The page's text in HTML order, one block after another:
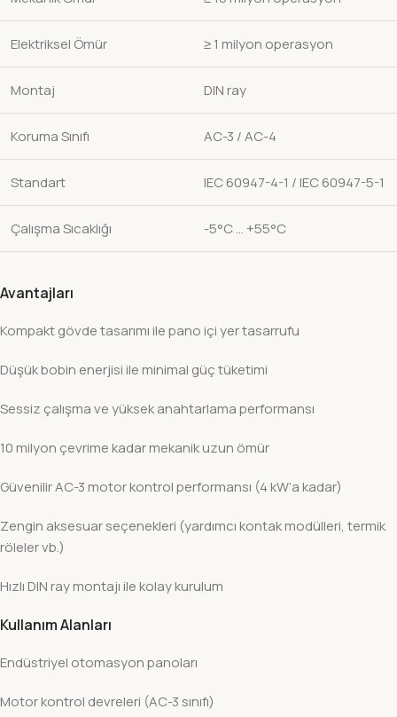
Elektriksel Ömür ≥ 1 milyon operasyon
Montaj DIN ray
Koruma Sınıfı AC-3 / AC-4
Standart IEC 60947-4-1 / IEC 60947-5-1
Çalışma Sıcaklığı -5°C … +55°C
Avantajları
Kompakt gövde tasarımı ile pano içi yer tasarrufu
Düşük bobin enerjisi ile minimal güç tüketimi
Sessiz çalışma ve yüksek anahtarlama performansı
10 milyon çevrime kadar mekanik uzun ömür
Güvenilir AC-3 motor kontrol performansı (4 kW’a kadar)
Zengin aksesuar seçenekleri (yardımcı kontak modülleri, termik
röleler vb.)
Hızlı DIN ray montajı ile kolay kurulum
Kullanım Alanları
Endüstriyel otomasyon panoları
Motor kontrol devreleri (AC-3 sınıfı)